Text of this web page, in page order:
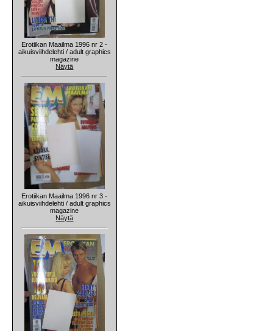
Erotiikan Maailma 1996 nr 2 -
aikuisviihdelehti / adult graphics
magazine
Näytä
Erotiikan Maailma 1996 nr 3 -
aikuisviihdelehti / adult graphics
magazine
Näytä